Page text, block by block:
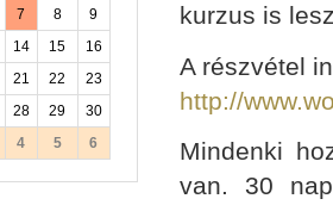
7 8
9
14 15
16
21 22
23
28 29
30
4 5 6
kurzus is
A részvétel
http://
Mindenki
van. 30